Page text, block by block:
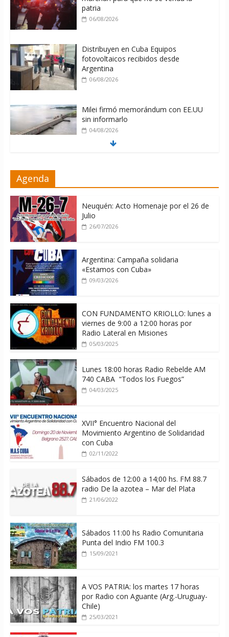
patria
06/08/2026
Distribuyen en Cuba Equipos
fotovoltaicos recibidos desde
Argentina
06/08/2026
Milei firmó memorándum con EE.UU
sin informarlo
04/08/2026
con Rusia y China
Agenda
Neuquén: Acto Homenaje por el 26 de
Julio
26/07/2026
Argentina: Campaña solidaria
«Estamos con Cuba»
09/03/2026
CON FUNDAMENTO KRIOLLO: lunes a
viernes de 9:00 a 12:00 horas por
Radio Lateral en Misiones
05/03/2025
Lunes 18:00 horas Radio Rebelde AM
740 CABA “Todos los Fuegos”
04/03/2025
XVII° Encuentro Nacional del
Movimiento Argentino de Solidaridad
con Cuba
02/11/2022
Sábados de 12:00 a 14;00 hs. FM 88.7
radio De la azotea – Mar del Plata
21/06/2022
Sábados 11:00 hs Radio Comunitaria
Punta del Indio FM 100.3
15/09/2021
A VOS PATRIA: los martes 17 horas
por Radio con Aguante (Arg.-Uruguay-
Chile)
25/03/2021